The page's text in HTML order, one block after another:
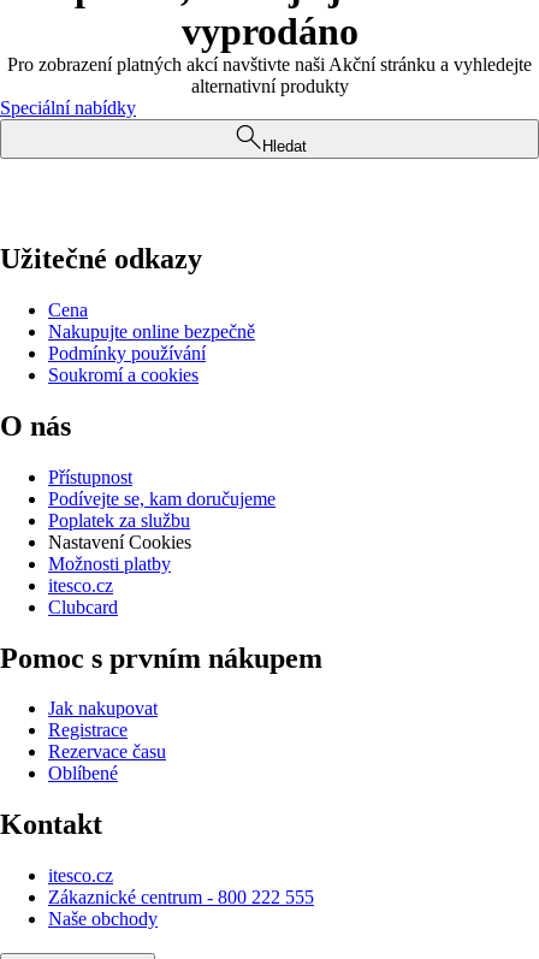
vyprodáno
Pro zobrazení platných akcí navštivte naši Akční stránku a vyhledejte
alternativní produkty
Speciální nabídky
Hledat
Užitečné odkazy
Cena
Nakupujte online bezpečně
Podmínky používání
Soukromí a cookies
O nás
Přístupnost
Podívejte se, kam doručujeme
Poplatek za službu
Nastavení Cookies
Možnosti platby
itesco.cz
Clubcard
Pomoc s prvním nákupem
Jak nakupovat
Registrace
Rezervace času
Oblíbené
Kontakt
itesco.cz
Zákaznické centrum - 800 222 555
Naše obchody